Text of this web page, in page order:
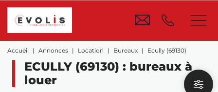
Accueil Annonces Location Bureaux Ecully (69130)
ECULLY (69130) : bureaux à
louer